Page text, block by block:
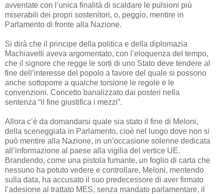
avventate con l’unica finalità di scaldare le pulsioni più
miserabili dei propri sostenitori, o, peggio, mentire in
Parlamento di fronte alla Nazione.
Si dirà che il principe della politica e della diplomazia
Machiavelli aveva argomentato, con l’eloquenza del tempo,
che il signore che regge le sorti di uno Stato deve tendere al
fine dell’interesse del popolo a favore del quale si possono
anche sottoporre a qualche torsione le regole e le
convenzioni. Concetto banalizzato dai posteri nella
sentenza “il fine giustifica i mezzi”.
Allora c’è da domandarsi quale sia stato il fine di Meloni,
della sceneggiata in Parlamento, cioè nel luogo dove non si
può mentire alla Nazione, in un’occasione solenne dedicata
all’informazione al paese alla vigilia del vertice UE.
Brandendo, come una pistola fumante, un foglio di carta che
nessuno ha potuto vedere e controllare, Meloni, mentendo
sulla data, ha accusato il suo predecessore di aver firmato
l’adesione al trattato MES, senza mandato parlamentare, il